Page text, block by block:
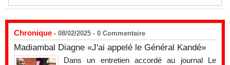
Chronique - 08/02/2025 - 0 Commentaire
Madiambal Diagne «J'ai appelé le Général Kandé»
Dans un entretien accordé au journal Le